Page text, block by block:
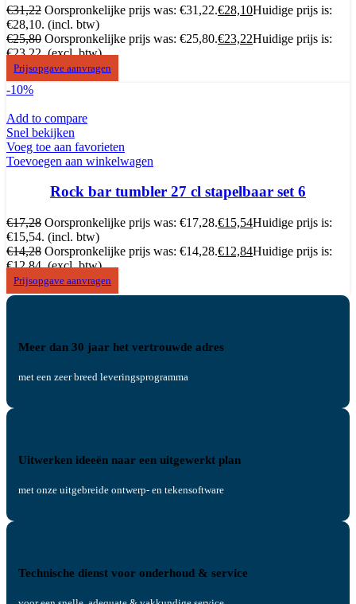
€31,22 Oorspronkelijke prijs was: €31,22.€28,10Huidige prijs is:
€28,10. (incl. btw)
€25,80 Oorspronkelijke prijs was: €25,80.€23,22Huidige prijs is:
€23,22. (excl. btw)
Prijsopgave aanvragen
-10%
Add to compare
Snel bekijken
Voeg toe aan favorieten
Toevoegen aan winkelwagen
Rock bar tumbler 27 cl stapelbaar set 6
€17,28 Oorspronkelijke prijs was: €17,28.€15,54Huidige prijs is:
€15,54. (incl. btw)
€14,28 Oorspronkelijke prijs was: €14,28.€12,84Huidige prijs is:
€12,84. (excl. btw)
Prijsopgave aanvragen
Meer dan 30 jaar het vertrouwde adres
met een zeer breed leveringsprogramma
Uitwerken ideeën naar een uitgewerkt plan
met onze uitgebreide ontwerp- en tekensoftware
Technische dienst voor onderhoud & service